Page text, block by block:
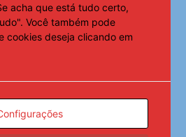
Oliveira e Caio Souza são ouro no
de Ginástica
de 2026
eram avó, mãe e filha
de 2026
acha que está tudo certo,
Você também pode
cookies deseja clicando em